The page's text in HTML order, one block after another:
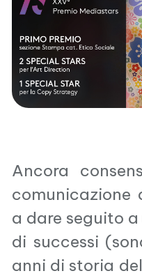
Ancora
comunicazione
a dare seguito
di successi
anni di storia